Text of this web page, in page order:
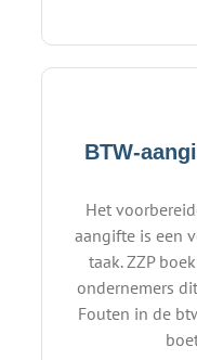
BTW-
Het
aangifte is een
taak. ZZP
ondernemers
Fouten in de